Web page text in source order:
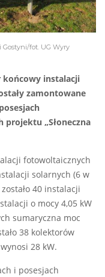
fot. UG Wyry
końcowy instalacji
zamontowane
projektu „Słoneczna
fotowoltaicznych
solarnych (6 w
40 instalacji
o mocy 4,05 kW
sumaryczna moc
38 kolektorów
28 kW.
i posesjach